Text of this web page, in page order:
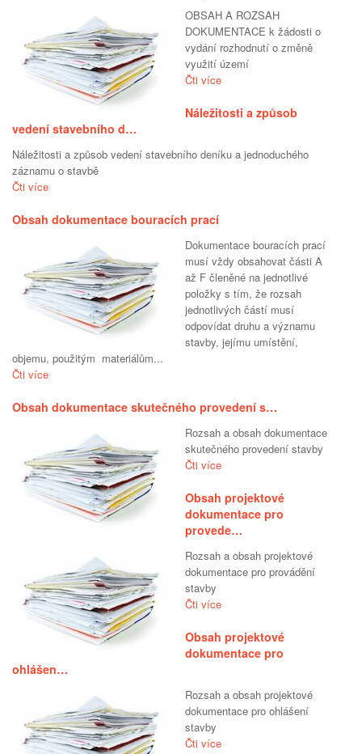
OBSAH A ROZSAH
DOKUMENTACE k žádosti o
vydání rozhodnutí o změně
využití území
Čti více
Náležitosti a způsob
vedení stavebního d…
Náležitosti a způsob vedení stavebního deníku a jednoduchého
záznamu o stavbě
Čti více
Obsah dokumentace bouracích prací
Dokumentace bouracích prací
musí vždy obsahovat části A
až F členěné na jednotlivé
položky s tím, že rozsah
jednotlivých částí musí
odpovídat druhu a významu
stavby, jejímu umístění,
objemu, použitým materiálům...
Čti více
Obsah dokumentace skutečného provedení s…
Rozsah a obsah dokumentace
skutečného provedení stavby
Čti více
Obsah projektové
dokumentace pro
provede…
Rozsah a obsah projektové
dokumentace pro provádění
stavby
Čti více
Obsah projektové
dokumentace pro
ohlášen…
Rozsah a obsah projektové
dokumentace pro ohlášení
stavby
Čti více